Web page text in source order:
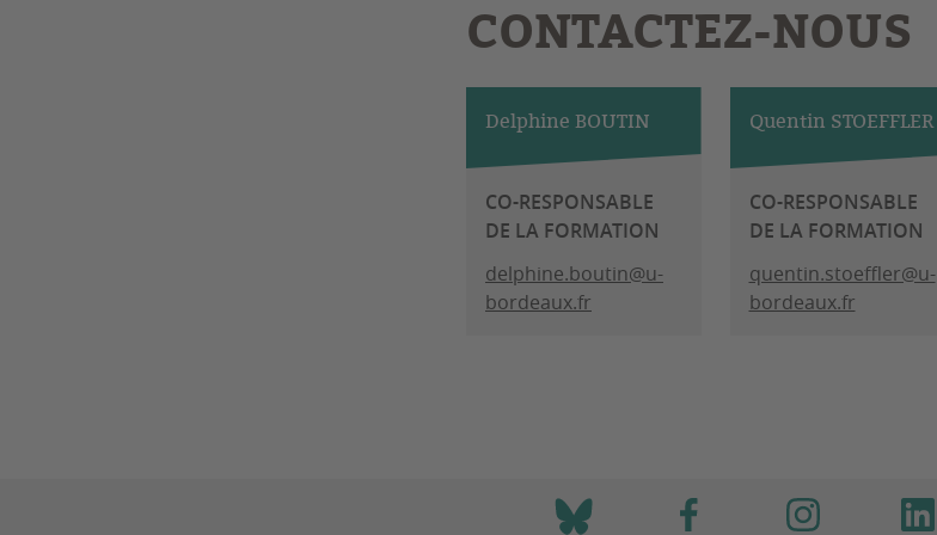
CONTACTEZ-NOUS
Delphine BOUTIN
CO-RESPONSABLE
DE LA FORMATION
delphine.boutin@u-
bordeaux.fr
Quentin STOEFFLER
CO-RESPONSABLE
DE LA FORMATION
quentin.stoeffler@u-
bordeaux.fr